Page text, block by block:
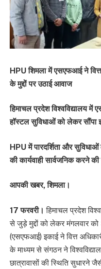
HPU शिमला में एसएफआई ने वित्त
के मुद्दों पर उठाई आवाज
हिमाचल प्रदेश विश्वविद्यालय
हॉस्टल सुविधाओं को लेकर सौंपा
HPU में पारदर्शिता और
की कार्यवाही सार्वजनिक करने की
आपकी खबर, शिमला।
17 फरवरी।हिमाचल प्रदेश
से जुड़े मुद्दों को लेकर मंगलवार
(एसएफआई) इकाई ने वित्त
के माध्यम से संगठन ने
छात्रावासों की स्थिति सुधारने